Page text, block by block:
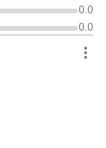
0.0
0.0